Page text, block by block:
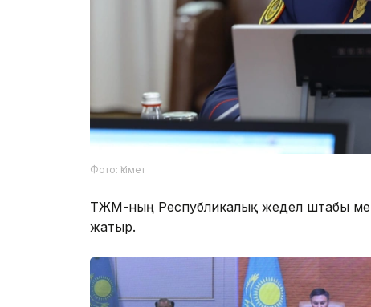
Фото: Үкімет
ТЖМ-ның Республикалық жедел штабы мен
жатыр.